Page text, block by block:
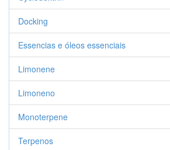
Docking
Essencias e óleos essenciais
Limonene
Limoneno
Monoterpene
Terpenos